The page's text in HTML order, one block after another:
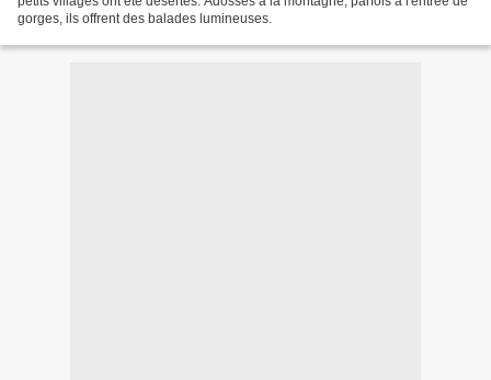
gorges, ils offrent des balades lumineuses.